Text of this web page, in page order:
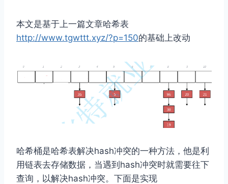
本文是基于上一篇文章哈希表
http://www.tgwttt.xyz/?p=150的基础上改动
哈希桶是哈希表解决hash冲突的一种方法，他是利
用链表去存储数据，当遇到hash冲突时就需要往下
查询，以解决hash冲突。下面是实现